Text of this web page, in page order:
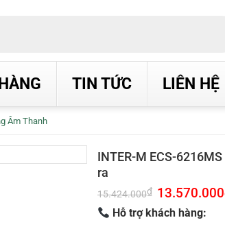
TIN TỨC LIÊN HỆ
Âm Thanh
INTER-M ECS-
ra
15.424.000₫ Giá
gốc
là:
15.424.000₫.
13.570.000
Hỗ trợ khách hàng: